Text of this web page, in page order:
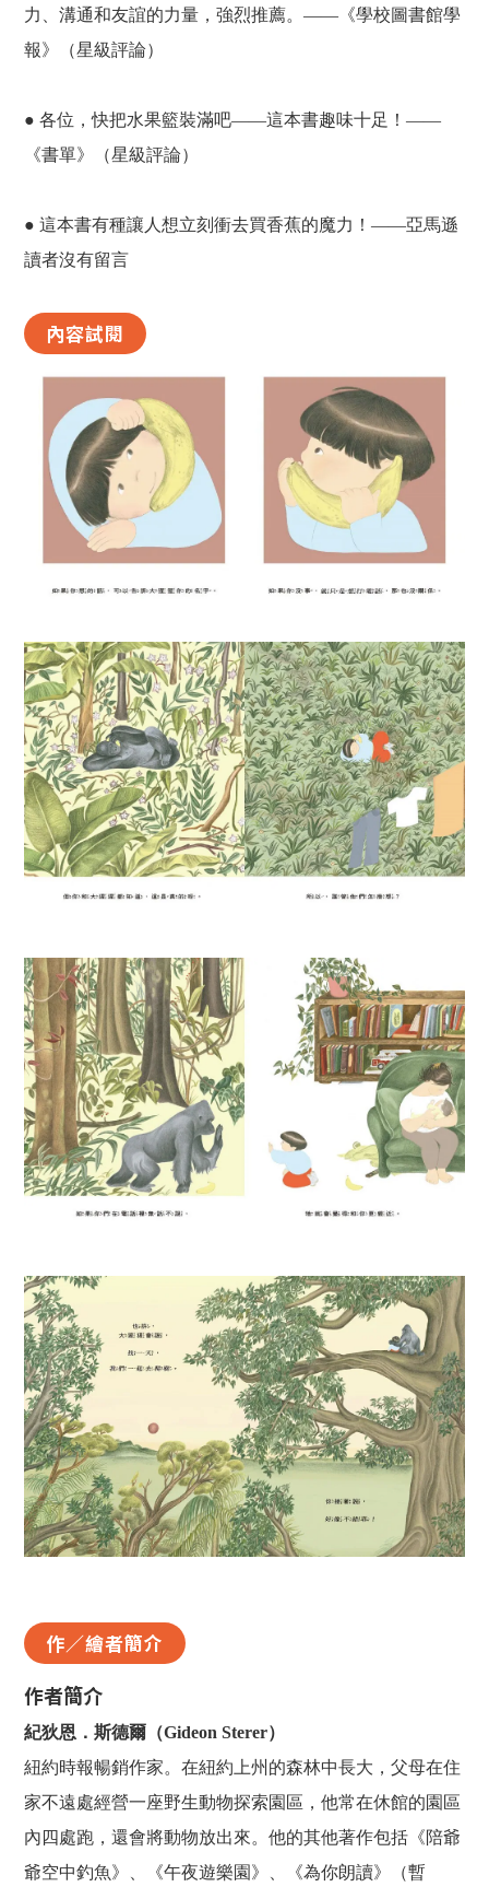
力、溝通和友誼的力量，強烈推薦。——《學校圖書館學
報》（星級評論）
● 各位，快把水果籃裝滿吧——這本書趣味十足！——
《書單》（星級評論）
● 這本書有種讓人想立刻衝去買香蕉的魔力！——亞馬遜
讀者沒有留言
內容試閱
作／繪者簡介
作者簡介
紀狄恩．斯德爾（Gideon Sterer）
紐約時報暢銷作家。在紐約上州的森林中長大，父母在住
家不遠處經營一座野生動物探索園區，他常在休館的園區
內四處跑，還會將動物放出來。他的其他著作包括《陪爺
爺空中釣魚》、《午夜遊樂園》、《為你朗讀》（暫